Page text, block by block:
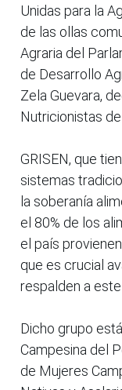
Unidas para la
de las ollas
Agraria del
de Desarrollo
Zela Guevara,
Nutricionistas
GRISEN, que
sistemas
la soberanía
el 80% de los
el país
que es crucial
respalden a
Dicho grupo
Campesina del
de Mujeres